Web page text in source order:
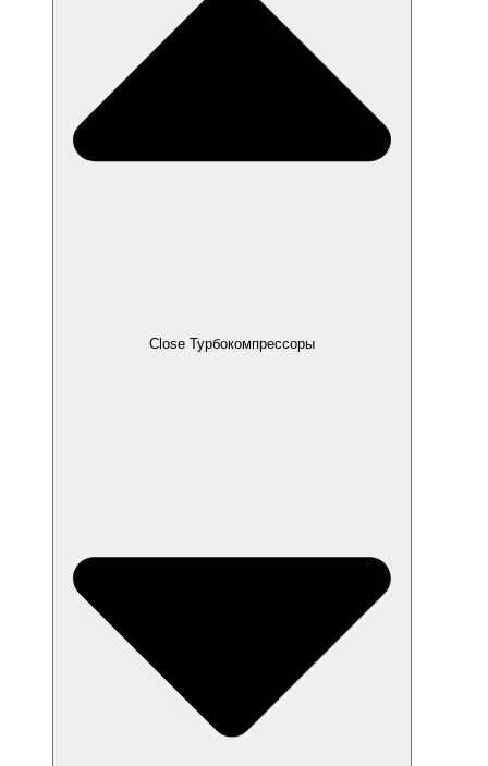
Close Турбокомпрессоры